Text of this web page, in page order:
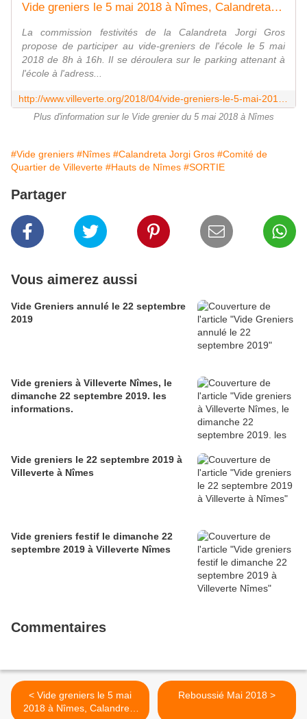
Vide greniers le 5 mai 2018 à Nîmes, Calandreta Jorgi Gros 620 chemin des Hauts de Nîmes - Le blog du Comité de Quartier de VILLEVERTE - 30900 NÎMES
La commission festivités de la Calandreta Jorgi Gros
propose de participer au vide-greniers de l'école le 5 mai
2018 de 8h à 16h. Il se déroulera sur le parking attenant à
l'école à l'adress...
Plus d'information sur le Vide grenier du 5 mai 2018 à Nîmes
#Vide greniers #Nîmes #Calandreta Jorgi Gros #Comité de
Quartier de Villeverte #Hauts de Nîmes #SORTIE
Partager
Vous aimerez aussi
Vide Greniers annulé le 22 septembre
2019
Vide greniers à Villeverte Nîmes, le
dimanche 22 septembre 2019. les
informations.
Vide greniers le 22 septembre 2019 à
Villeverte à Nîmes
Vide greniers festif le dimanche 22
septembre 2019 à Villeverte Nîmes
Commentaires
< Vide greniers le 5 mai
2018 à Nîmes, Calandreta
Reboussié Mai 2018 >